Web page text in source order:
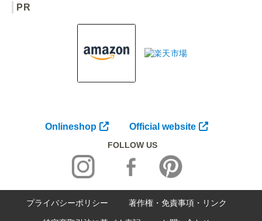
PR
Onlineshop Official website
FOLLOW US
プライバシーポリシー 著作権・免責事項・リンク